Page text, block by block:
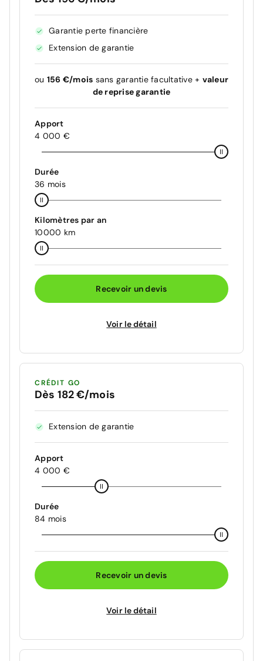
Garantie perte financière
Extension de garantie
ou 156 €/mois sans garantie facultative + valeur
de reprise garantie
Apport
4 000 €
Durée
36 mois
Kilomètres par an
10000 km
Recevoir un devis
Voir le détail
CRÉDIT GO
Dès 182 €/mois
Extension de garantie
Apport
4 000 €
Durée
84 mois
Recevoir un devis
Voir le détail